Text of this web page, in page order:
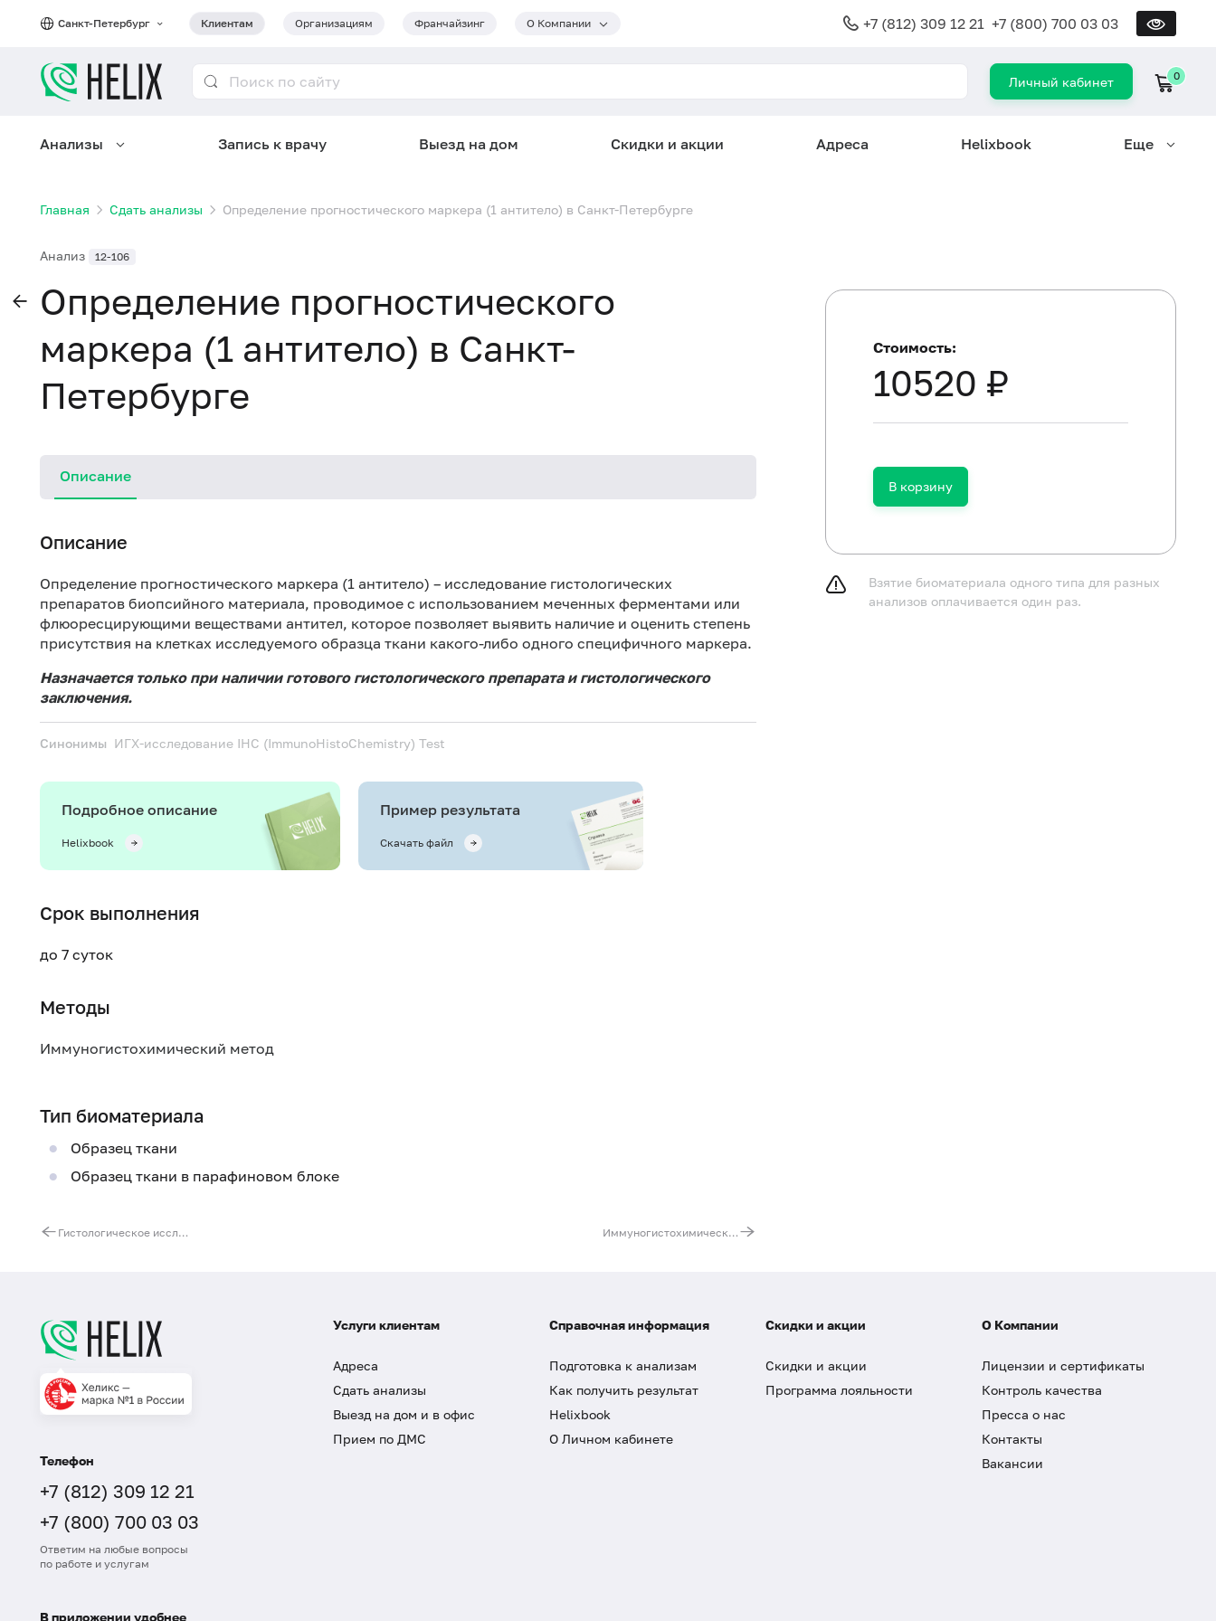
Санкт-Петербург Клиентам Организациям Франчайзинг О Компании +7 (812) 309 12 21 +7 (800) 700 03 03
Личный кабинет 0
Анализы Запись к врачу Выезд на дом Скидки и акции Адреса Helixbook Еще
Главная Сдать анализы Определение прогностического маркера (1 антитело) в Санкт-Петербурге
Анализ 12-106
Определение прогностического
маркера (1 антитело) в Санкт-
Петербурге
Описание
Описание
Определение прогностического маркера (1 антитело) – исследование гистологических
препаратов биопсийного материала, проводимое с использованием меченных ферментами или
флюоресцирующими веществами антител, которое позволяет выявить наличие и оценить степень
присутствия на клетках исследуемого образца ткани какого-либо одного специфичного маркера.
Назначается только при наличии готового гистологического препарата и гистологического
заключения.
Синонимы ИГХ-исследование IHC (ImmunoHistoChemistry) Test
Подробное описание
Helixbook
Пример результата
Скачать файл
Срок выполнения
до 7 суток
Методы
Иммуногистохимический метод
Тип биоматериала
Образец ткани
Образец ткани в парафиновом блоке
Гистологическое исследование пункционного материала (печень, почка, молочная железа, щитовидная железа и другие органы и ткани (за исключением материала многофокусной пункционной биопсии предстательной железы) Иммуногистохимическая диагностика опухоли предстательной железы (Ck5, P63, AMACR)
Стоимость:
10520 ₽
В корзину
Взятие биоматериала одного типа для разных
анализов оплачивается один раз.
Телефон
+7 (812) 309 12 21
+7 (800) 700 03 03
Ответим на любые вопросы
по работе и услугам
Услуги клиентам
Адреса
Сдать анализы
Выезд на дом и в офис
Прием по ДМС
Справочная информация
Подготовка к анализам
Как получить результат
Helixbook
О Личном кабинете
Скидки и акции
Скидки и акции
Программа лояльности
О Компании
Лицензии и сертификаты
Контроль качества
Пресса о нас
Контакты
Вакансии
В приложении удобнее